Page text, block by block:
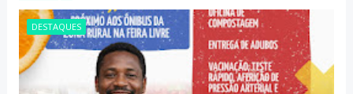
DESTAQUES